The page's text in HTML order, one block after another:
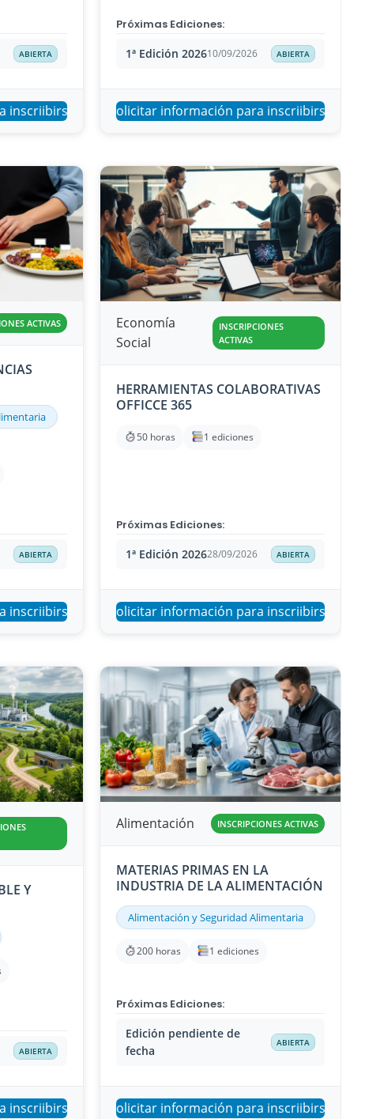
ABIERTA
inscriibirse
Próximas Ediciones:
1ª Edición 202610/09/2026 ABIERTA
Solicitar información para inscriibirse
ACTIVAS
ABIERTA
inscriibirse
Economía
Social
INSCRIPCIONES
ACTIVAS
HERRAMIENTAS COLABORATIVAS
OFFICCE 365
50 horas 1 ediciones
Próximas Ediciones:
1ª Edición 202628/09/2026 ABIERTA
Solicitar información para inscriibirse
Y
ABIERTA
inscriibirse
Alimentación INSCRIPCIONES ACTIVAS
MATERIAS PRIMAS EN LA
INDUSTRIA DE LA ALIMENTACIÓN
Alimentación y Seguridad Alimentaria
200 horas 1 ediciones
Próximas Ediciones:
Edición pendiente de
fecha
ABIERTA
Solicitar información para inscriibirse